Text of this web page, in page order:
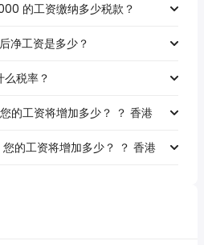
的工资缴纳多少税款？
净工资是多少？
税率？
的工资将增加多少？ ？ 香港
的工资将增加多少？ ？ 香港